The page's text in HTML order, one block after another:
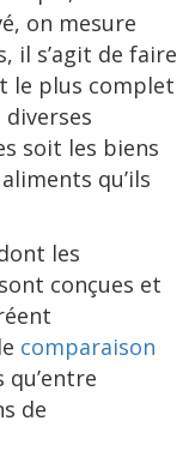
on mesure
il s’agit de faire
le plus complet
soit les biens
qu’ils
les
conçues et
comparaison
qu’entre
de